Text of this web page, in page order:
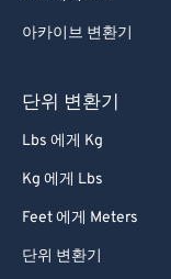
아카이브 변환기
단위 변환기
Lbs 에게 Kg
Kg 에게 Lbs
Feet 에게 Meters
단위 변환기